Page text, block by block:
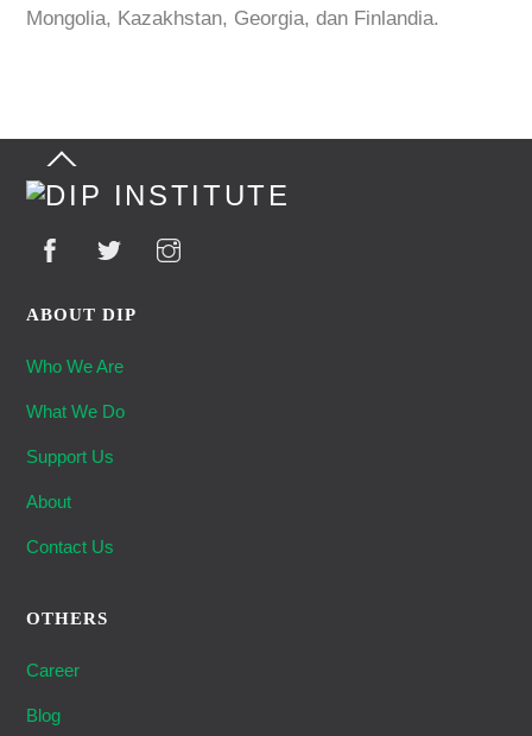
Mongolia, Kazakhstan, Georgia, dan Finlandia.
Back
Top
ABOUT DIP
Who We Are
What We Do
Support Us
About
Contact Us
OTHERS
Career
Blog